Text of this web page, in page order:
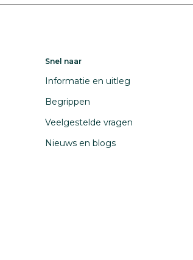
Snel naar
Informatie en uitleg
Begrippen
Veelgestelde vragen
Nieuws en blogs